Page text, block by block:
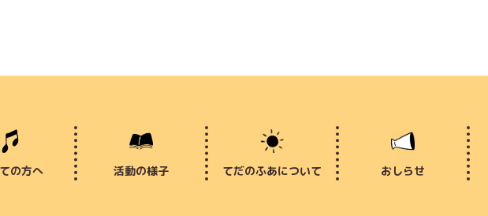
の方へ 活動の様子 てだのふあについて おしらせ